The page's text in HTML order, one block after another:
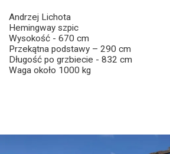
Andrzej Lichota
Hemingway szpic
Wysokość - 670 cm
Przekątna podstawy – 290 cm
Długość po grzbiecie - 832 cm
Waga około 1000 kg